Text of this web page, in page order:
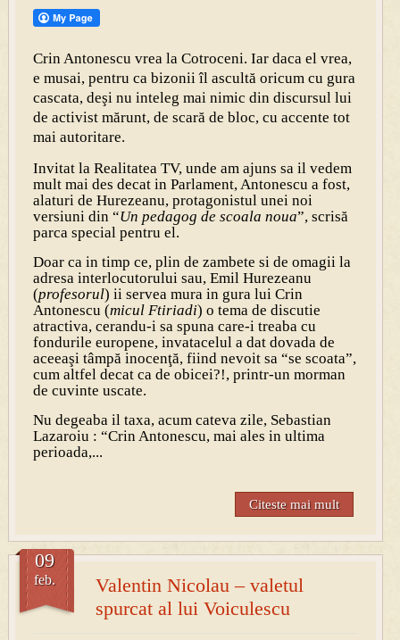
Crin Antonescu vrea la Cotroceni. Iar daca el vrea,
e musai, pentru ca bizonii îl ascultă oricum cu gura
cascata, deşi nu inteleg mai nimic din discursul lui
de activist mărunt, de scară de bloc, cu accente tot
mai autoritare.
Invitat la Realitatea TV, unde am ajuns sa il vedem
mult mai des decat in Parlament, Antonescu a fost,
alaturi de Hurezeanu, protagonistul unei noi
versiuni din “Un pedagog de scoala noua”, scrisă
parca special pentru el.
Doar ca in timp ce, plin de zambete si de omagii la
adresa interlocutorului sau, Emil Hurezeanu
(profesorul) ii servea mura in gura lui Crin
Antonescu (micul Ftiriadi) o tema de discutie
atractiva, cerandu-i sa spuna care-i treaba cu
fondurile europene, invatacelul a dat dovada de
aceeaşi tâmpă inocenţă, fiind nevoit sa “se scoata”,
cum altfel decat ca de obicei?!, printr-un morman
de cuvinte uscate.
Nu degeaba il taxa, acum cateva zile, Sebastian
Lazaroiu : “Crin Antonescu, mai ales in ultima
perioada,...
Citeste mai mult
Valentin Nicolau – valetul
spurcat al lui Voiculescu
09
feb.